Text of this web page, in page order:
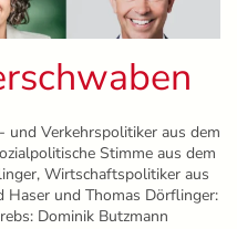
Verkehrspolitiker aus dem
Stimme aus dem
Wirtschaftspolitiker aus
Haser und Thomas Dörflinger:
Dominik Butzmann